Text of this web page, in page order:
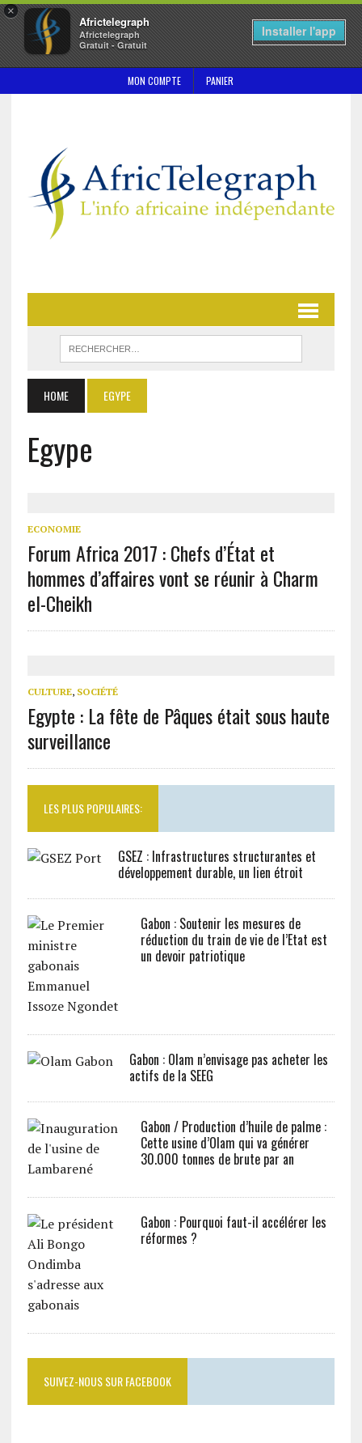
×
Africtelegraph
Africtelegraph
Gratuit - Gratuit
Installer l'app
MON COMPTE PANIER
HOME EGYPE
Egype
ECONOMIE
Forum Africa 2017 : Chefs d’État et
hommes d’affaires vont se réunir à Charm
el-Cheikh
CULTURE, SOCIÉTÉ
Egypte : La fête de Pâques était sous haute
surveillance
LES PLUS POPULAIRES:
GSEZ : Infrastructures structurantes et
développement durable, un lien étroit
Gabon : Soutenir les mesures de
réduction du train de vie de l’Etat est
un devoir patriotique
Gabon : Olam n’envisage pas acheter les
actifs de la SEEG
Gabon / Production d’huile de palme :
Cette usine d’Olam qui va générer
30.000 tonnes de brute par an
Gabon : Pourquoi faut-il accélérer les
réformes ?
SUIVEZ-NOUS SUR FACEBOOK